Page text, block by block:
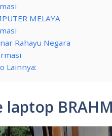
MELAYA
Rahayu Negara
Lainnya: